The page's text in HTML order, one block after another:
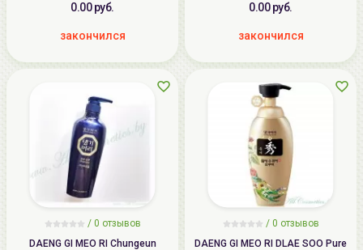
0.00 руб.
закончился
0.00 руб.
закончился
/ 0 отзывов
DAENG GI MEO RI Chungeun
/ 0 отзывов
DAENG GI MEO RI DLAE SOO Pure